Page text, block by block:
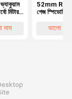
মিটার
দাম
52mm
গেজ স্পিডোমিটার
ডিসপ্লেভালো দাম